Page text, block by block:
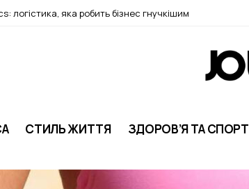
логістика, яка робить бізнес гнучкішим
СТИЛЬ ЖИТТЯ ЗДОРОВ’Я ТА СПОРТ